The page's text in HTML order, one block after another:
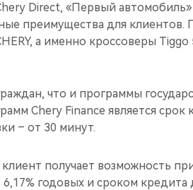
Direct, «Первый
преимущества для клиентов.
а именно кроссоверы Tiggo
что и программы
Chery Finance является срок
– от 30 минут.
получает возможность
годовых и сроком кредита